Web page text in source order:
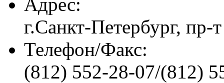
г.Санкт-Петербург, пр-
Телефон/Факс:
(812) 552-28-07/(812)